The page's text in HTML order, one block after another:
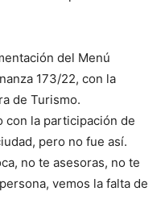
del Menú
173/22, con la
de Turismo.
con la participación de
pero no fue así.
no te asesoras, no te
vemos la falta de